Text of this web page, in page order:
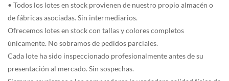
• Todos los lotes en stock provienen de nuestro propio almacén o
de fábricas asociadas. Sin intermediarios.
Ofrecemos lotes en stock con tallas y colores completos
únicamente. No sobramos de pedidos parciales.
Cada lote ha sido inspeccionado profesionalmente antes de su
presentación al mercado. Sin sospechas.